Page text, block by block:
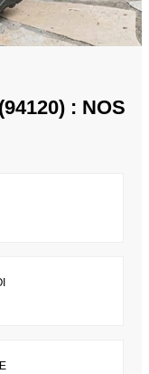
: NOS